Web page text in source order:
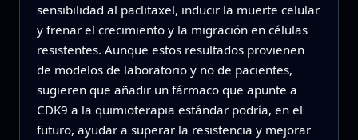
sensibilidad al paclitaxel, inducir la muerte celular
y frenar el crecimiento y la migración en células
resistentes. Aunque estos resultados provienen
de modelos de laboratorio y no de pacientes,
sugieren que añadir un fármaco que apunte a
CDK9 a la quimioterapia estándar podría, en el
futuro, ayudar a superar la resistencia y mejorar